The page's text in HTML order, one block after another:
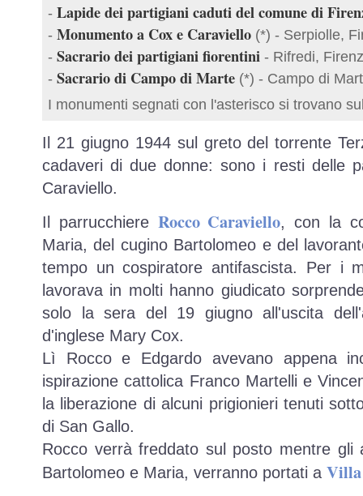
- Lapide dei partigiani caduti del comune di
- Monumento a Cox e Caraviello (*) - Serpiolle,
- Sacrario dei partigiani fiorentini - Rifredi,
- Sacrario di Campo di Marte (*) - Campo di
I monumenti segnati con l'asterisco si trovano
Il 21 giugno 1944 sul greto del torrente
cadaveri di due donne: sono i resti delle
Caraviello.
Il parrucchiere Rocco Caraviello, con la
Maria, del cugino Bartolomeo e del
tempo un cospiratore antifascista. Per i
lavorava in molti hanno giudicato
solo la sera del 19 giugno all'uscita
d'inglese Mary Cox.
Lì Rocco e Edgardo avevano appena
ispirazione cattolica Franco Martelli e
la liberazione di alcuni prigionieri tenuti
di San Gallo.
Rocco verrà freddato sul posto mentre gli
Bartolomeo e Maria, verranno portati a